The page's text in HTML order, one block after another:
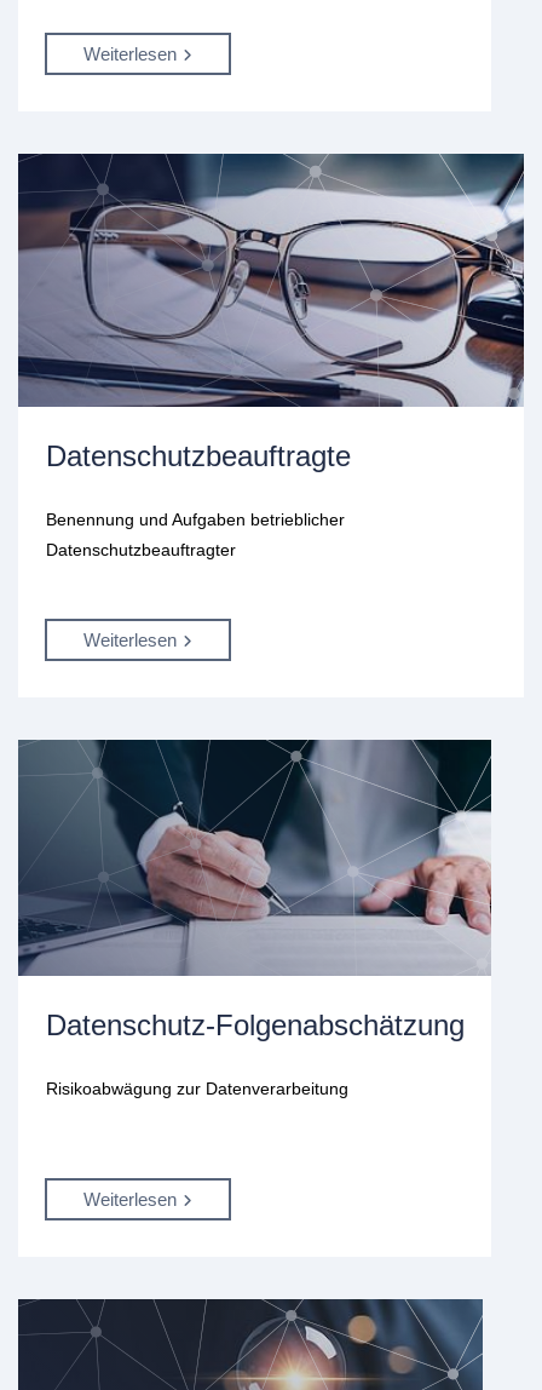
Weiterlesen
Datenschutzbeauftragte
Benennung und Aufgaben betrieblicher
Datenschutzbeauftragter
Weiterlesen
Datenschutz-Folgenabschätzung
Risikoabwägung zur Datenverarbeitung
Weiterlesen